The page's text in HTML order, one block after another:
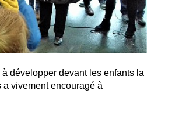
à développer devant les enfants la
a vivement encouragé à